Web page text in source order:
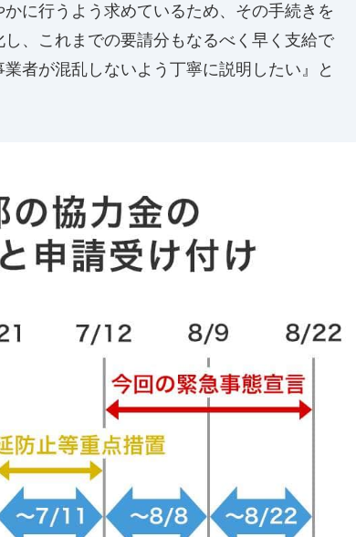
に行うよう求めているため、その手続きを
、これまでの要請分もなるべく早く支給で
者が混乱しないよう丁寧に説明したい』と